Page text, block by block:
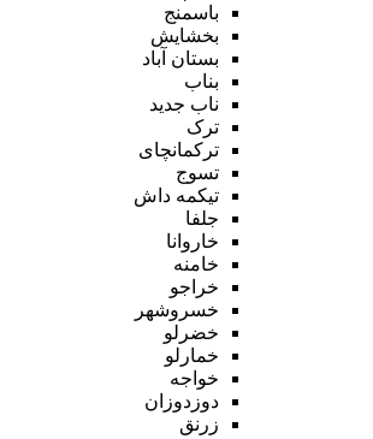
باسمنج
بخشایش
بستان آباد
بناب
ناب جدید
ترک
ترکمانچای
تسوج
تیکمه داش
جلفا
خاروانا
خامنه
خراجو
خسروشهر
خضرلو
خمارلو
خواجه
دوزدوزان
زرنق